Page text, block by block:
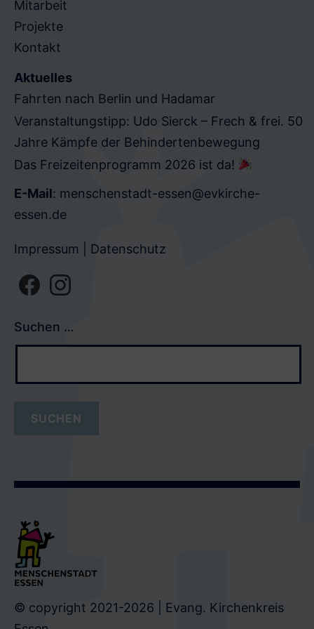
Mitarbeit
Projekte
Kontakt
Aktuelles
Fahrten nach Berlin und Hadamar
Veranstaltungstipp: Udo Sierck – Frech & frei. 50
Jahre Kämpfe der Behindertenbewegung
Das Freizeitenprogramm 2026 ist da!
E-Mail: menschenstadt-essen@evkirche-
essen.de
Impressum Datenschutz
F
E
B
O
I
A
G
Suchen …
© copyright 2021-2026 | Evang. Kirchenkreis